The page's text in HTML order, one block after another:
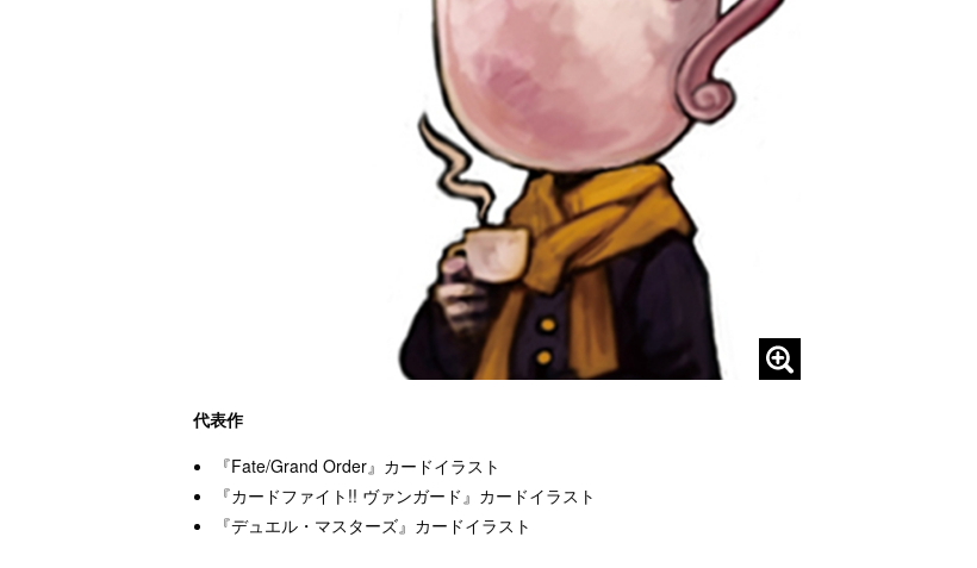
代表作
『Fate/Grand Order』カードイラスト
『カードファイト!! ヴァンガード』カードイラスト
『デュエル・マスターズ』カードイラスト